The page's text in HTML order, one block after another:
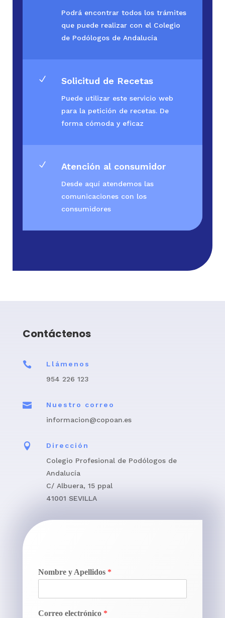
Podrá encontrar todos los trámites
que puede realizar con el Colegio
de Podólogos de Andalucía
N Solicitud de Recetas
Puede utilizar este servicio web
para la petición de recetas. De
forma cómoda y eficaz
N Atención al consumidor
Desde aquí atendemos las
comunicaciones con los
consumidores
Contáctenos

Llámenos
954 226 123

Nuestro correo
informacion@copoan.es

Dirección
Colegio Profesional de Podólogos de
Andalucía
C/ Albuera, 15 ppal
41001 SEVILLA
Nombre y Apellidos *
Correo electrónico *